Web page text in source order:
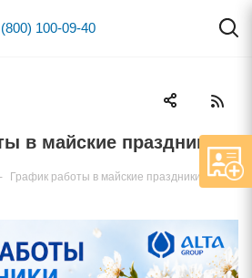
100-09-40
в майские праздники
- График работы в майские праздники